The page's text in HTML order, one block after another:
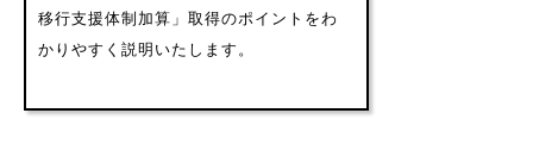
移行支援体制加算」取得のポイントをわ
かりやすく説明いたします。